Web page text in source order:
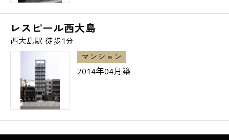
レスピール西大島
西大島駅 徒歩1分
マンション
2014年04月築